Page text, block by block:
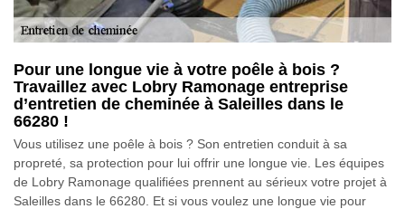
Pour une longue vie à votre poêle à bois ?
Travaillez avec Lobry Ramonage entreprise
d’entretien de cheminée à Saleilles dans le
66280 !
Vous utilisez une poêle à bois ? Son entretien conduit à sa
propreté, sa protection pour lui offrir une longue vie. Les équipes
de Lobry Ramonage qualifiées prennent au sérieux votre projet à
Saleilles dans le 66280. Et si vous voulez une longue vie pour